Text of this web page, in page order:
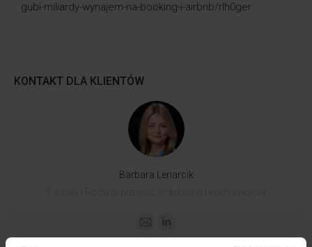
gubi-miliardy-wynajem-na-booking-i-airbnb/rlh0ger.
KONTAKT DLA KLIENTÓW
Barbara Lenarcik